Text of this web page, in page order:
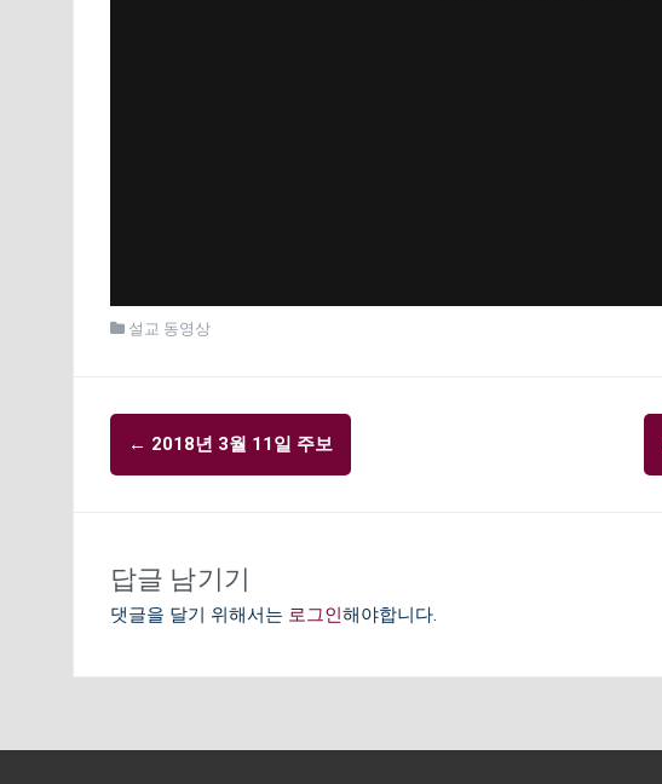
설교 동영상
글
내
이
션
← 2018년 3월 11일 주보
답글 남기기
댓글을 달기 위해서는 로그인해야합니다.